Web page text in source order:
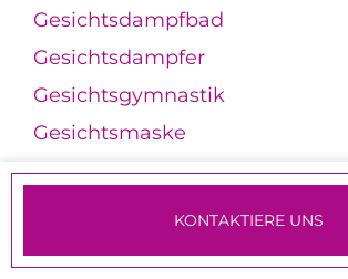
Gesichtsdampfbad
Gesichtsdampfer
Gesichtsgymnastik
Gesichtsmaske
Gesichtsmassageroller
TERMINE & ANMELDUNG
KONTAKTIERE UNS